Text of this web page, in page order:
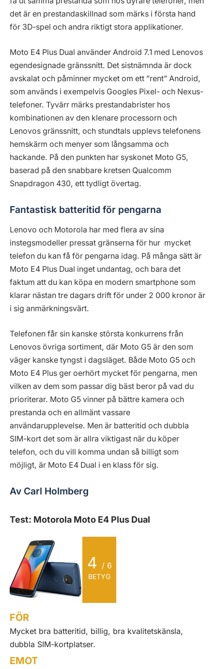
det är en prestandaskillnad som märks i första hand
för 3D-spel och andra riktigt stora applikationer.
Moto E4 Plus Dual använder Android 7.1 med Lenovos
egendesignade gränssnitt. Det sistnämnda är dock
avskalat och påminner mycket om ett ”rent” Android,
som används i exempelvis Googles Pixel- och Nexus-
telefoner. Tyvärr märks prestandabrister hos
kombinationen av den klenare processorn och
Lenovos gränssnitt, och stundtals upplevs telefonens
hemskärm och menyer som långsamma och
hackande. På den punkten har syskonet Moto G5,
baserad på den snabbare kretsen Qualcomm
Snapdragon 430, ett tydligt övertag.
Fantastisk batteritid för pengarna
Lenovo och Motorola har med flera av sina
instegsmodeller pressat gränserna för hur mycket
telefon du kan få för pengarna idag. På många sätt är
Moto E4 Plus Dual inget undantag, och bara det
faktum att du kan köpa en modern smartphone som
klarar nästan tre dagars drift för under 2 000 kronor är
i sig anmärkningsvärt.
Telefonen får sin kanske största konkurrens från
Lenovos övriga sortiment, där Moto G5 är den som
väger kanske tyngst i dagsläget. Både Moto G5 och
Moto E4 Plus ger oerhört mycket för pengarna, men
vilken av dem som passar dig bäst beror på vad du
prioriterar. Moto G5 vinner på bättre kamera och
prestanda och en allmänt vassare
användarupplevelse. Men är batteritid och dubbla
SIM-kort det som är allra viktigast när du köper
telefon, och du vill komma undan så billigt som
möjligt, är Moto E4 Dual i en klass för sig.
Av Carl Holmberg
Test: Motorola Moto E4 Plus Dual
4 / 6
BETYG
FÖR
Mycket bra batteritid, billig, bra kvalitetskänsla,
dubbla SIM-kortplatser.
EMOT